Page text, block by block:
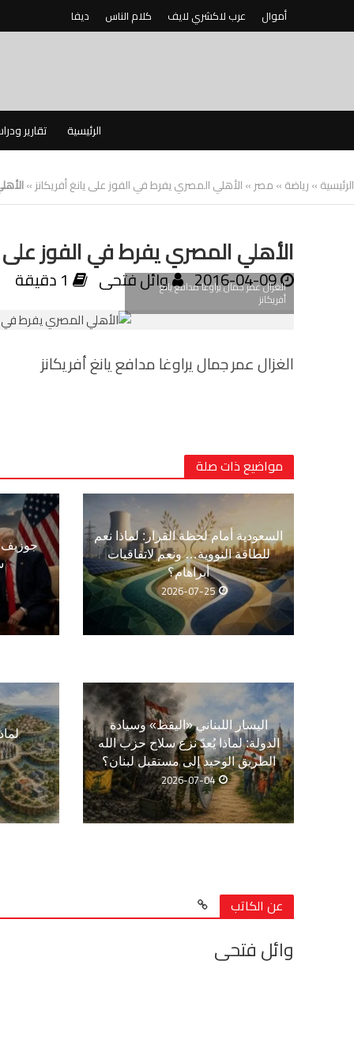
أموال عرب لاكشري لايف كلام الناس ديفا
الرئيسية تقارير
الرئيسية»رياضة»مصر»الأهلي المصري يفرط في الفوز على يانغ أفريكانز»
الأهلي المصري يفرط في الفوز على
2016-04-09 وائل فتحى 1 دقيقة الغزال عمر جمال يراوغا مدافع يانغ
أفريكانز
الغزال عمر جمال يراوغا مدافع يانغ أفريكانز
مواضيع ذات صلة
السعودية أمام لحظة القرار: لماذا نعم
للطاقة النووية… ونعم لاتفاقيات
أبراهام؟
2026-07-25
جوزيف
اليسار اللبناني «اليقظ» وسيادة
الدولة: لماذا يُعدّ نزع سلاح حزب الله
الطريق الوحيد إلى مستقبل لبنان؟
2026-07-04
عن الكاتب
وائل فتحى